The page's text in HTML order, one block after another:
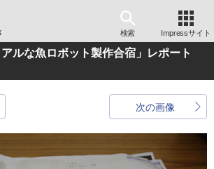
検索 Impressサイト
ルな魚ロボット製作合宿」レポート
次の画像